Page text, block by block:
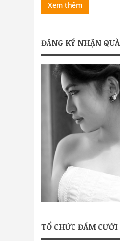
Xem thêm
ĐĂNG KÝ NHẬN QUÀ
TỔ CHỨC ĐÁM CƯỚI